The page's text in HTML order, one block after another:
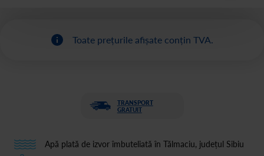
Toate prețurile afișate conțin TVA.
TRANSPORT
GRATUIT
Apă plată de izvor îmbuteliată în Tălmaciu, județul Sibiu